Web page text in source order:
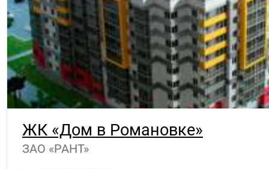
ЖК «Дом в Романовке»
ЗАО «РАНТ»